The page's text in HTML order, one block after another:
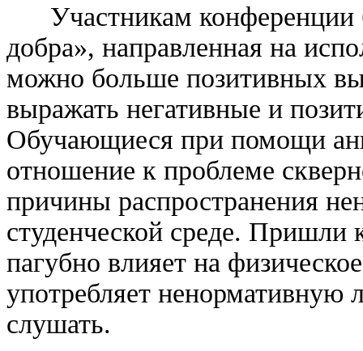
Участникам конференции
добра», направленная на
можно больше позитивных
выражать негативные и
Обучающиеся при помощи
отношение к проблеме
причины распространения
студенческой среде. Пришли
пагубно влияет на
употребляет ненормативную
слушать.